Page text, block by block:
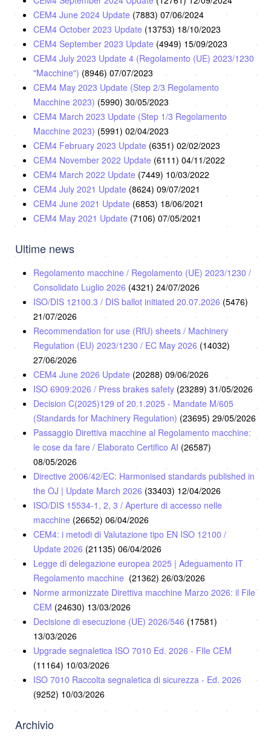
CEM4 June 2024 Update (7883) 07/06/2024
CEM4 October 2023 Update (13753) 18/10/2023
CEM4 September 2023 Update (4949) 15/09/2023
CEM4 July 2023 Update 4 (Regolamento (UE) 2023/1230
"Macchine") (8946) 07/07/2023
CEM4 May 2023 Update (Step 2/3 Regolamento
Macchine 2023) (5990) 30/05/2023
CEM4 March 2023 Update (Step 1/3 Regolamento
Macchine 2023) (5991) 02/04/2023
CEM4 February 2023 Update (6351) 02/02/2023
CEM4 November 2022 Update (6111) 04/11/2022
CEM4 March 2022 Update (7449) 10/03/2022
CEM4 July 2021 Update (8624) 09/07/2021
CEM4 June 2021 Update (6853) 18/06/2021
CEM4 May 2021 Update (7106) 07/05/2021
Ultime news
Regolamento macchine / Regolamento (UE) 2023/1230 /
Consolidato Luglio 2026 (4321) 24/07/2026
ISO/DIS 12100.3 / DIS ballot initiated 20.07.2026 (5476)
21/07/2026
Recommendation for use (RfU) sheets / Machinery
Regulation (EU) 2023/1230 / EC May 2026 (14032)
27/06/2026
CEM4 June 2026 Update (20288) 09/06/2026
ISO 6909:2026 / Press brakes safety (23289) 31/05/2026
Decision C(2025)129 of 20.1.2025 - Mandate M/605
(Standards for Machinery Regulation) (23695) 29/05/2026
Passaggio Direttiva macchine al Regolamento macchine:
le cose da fare / Elaborato Certifico AI (26587)
08/05/2026
Directive 2006/42/EC: Harmonised standards published in
the OJ | Update March 2026 (33403) 12/04/2026
ISO/DIS 15534-1, 2, 3 / Aperture di accesso nelle
macchine (26652) 06/04/2026
CEM4: i metodi di Valutazione tipo EN ISO 12100 /
Update 2026 (21135) 06/04/2026
Legge di delegazione europea 2025 | Adeguamento IT
Regolamento macchine (21362) 26/03/2026
Norme armonizzate Direttiva macchine Marzo 2026: il File
CEM (24630) 13/03/2026
Decisione di esecuzione (UE) 2026/546 (17581)
13/03/2026
Upgrade segnaletica ISO 7010 Ed. 2026 - FIle CEM
(11164) 10/03/2026
ISO 7010 Raccolta segnaletica di sicurezza - Ed. 2026
(9252) 10/03/2026
Archivio